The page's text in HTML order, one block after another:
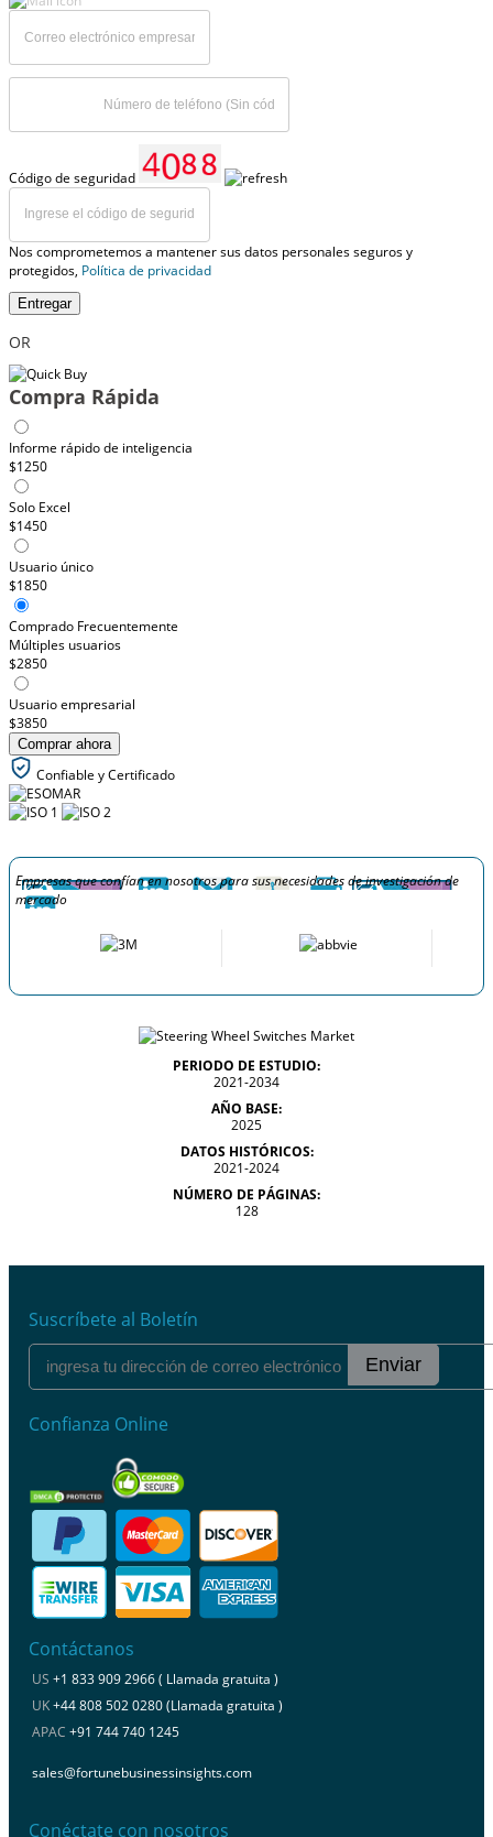
Código de seguridad
Nos comprometemos a mantener sus datos personales seguros y
protegidos, Política de privacidad
Entregar
OR
Compra Rápida
Informe rápido de inteligencia
$1250
Solo Excel
$1450
Usuario único
$1850
Comprado Frecuentemente
Múltiples usuarios
$2850
Usuario empresarial
$3850
Comprar ahora
Confiable y Certificado
Empresas que confían en nosotros para sus necesidades de investigación de
mercado
PERIODO DE ESTUDIO:
2021-2034
AÑO BASE:
2025
DATOS HISTÓRICOS:
2021-2024
NÚMERO DE PÁGINAS:
128
Suscríbete al Boletín
Enviar
Confianza Online
Contáctanos
US +1 833 909 2966 ( Llamada gratuita )
UK+44 808 502 0280 (Llamada gratuita )
APAC +91 744 740 1245
sales@fortunebusinessinsights.com
Conéctate con nosotros